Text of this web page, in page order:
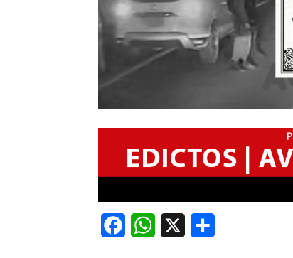
FacebookWhatsApp